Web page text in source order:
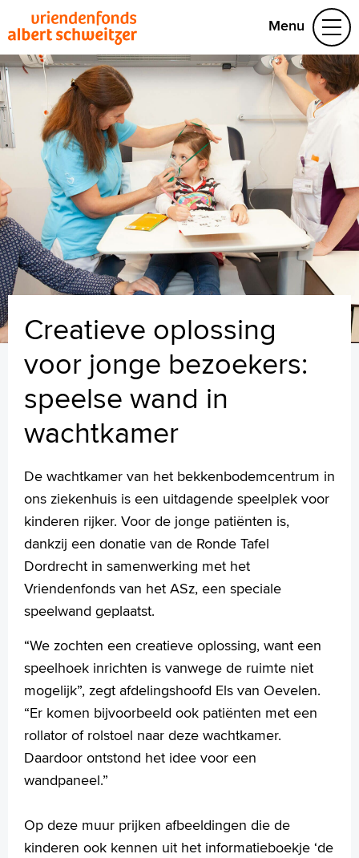
Menu
Projecten
Maak uw eigen actie
Doneren
Over ons
Aanvraag indienen
www.asz.nl
Creatieve oplossing
voor jonge bezoekers:
speelse wand in
wachtkamer
De wachtkamer van het bekkenbodemcentrum in
ons ziekenhuis is een uitdagende speelplek voor
kinderen rijker. Voor de jonge patiënten is,
dankzij een donatie van de Ronde Tafel
Dordrecht in samenwerking met het
Vriendenfonds van het ASz, een speciale
speelwand geplaatst.
“We zochten een creatieve oplossing, want een
speelhoek inrichten is vanwege de ruimte niet
mogelijk”, zegt afdelingshoofd Els van Oevelen.
“Er komen bijvoorbeeld ook patiënten met een
rollator of rolstoel naar deze wachtkamer.
Daardoor ontstond het idee voor een
wandpaneel.”
Op deze muur prijken afbeeldingen die de
kinderen ook kennen uit het informatieboekje ‘de